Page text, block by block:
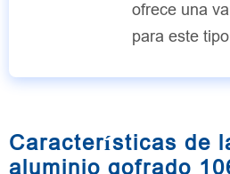
ofrece una
para este
Características de
aluminio gofrado